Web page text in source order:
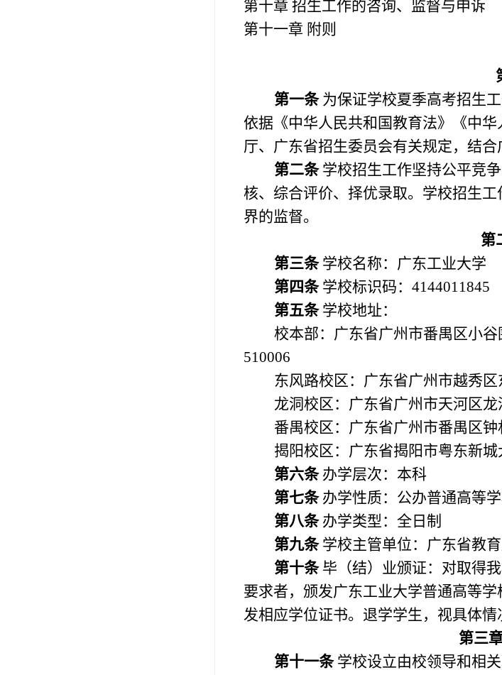
第十章 招生工作的咨询、监督与申诉
第十一章 附则
第一条 为保证学校夏季高考招生
依据《中华人民共和国教育法》《中
厅、广东省招生委员会有关规定，结
第二条学校招生工作坚持公平竞
核、综合评价、择优录取。学校招生
界的监督。
第
第三条学校名称：广东工业大学
第四条学校标识码： 4144011845
第五条学校地址：
校本部：广东省广州市番禺区小
510006
东风路校区：广东省广州市越秀
龙洞校区：广东省广州市天河区
番禺校区：广东省广州市番禺区
揭阳校区：广东省揭阳市粤东新城
第六条办学层次：本科
第七条办学性质：公办普通高等
第八条办学类型：全日制
第九条学校主管单位：广东省教
第十条毕（结）业颁证：对取得
要求者，颁发广东工业大学普通高等
发相应学位证书。退学学生，视具体
第三
第十一条学校设立由校领导和相